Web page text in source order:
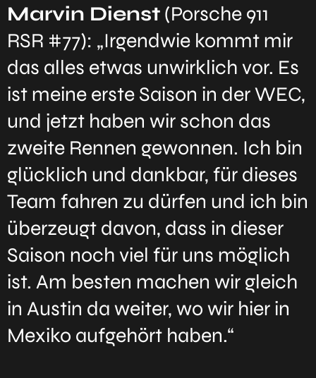
Marvin Dienst (Porsche 911
RSR #77): „Irgendwie kommt mir
das alles etwas unwirklich vor. Es
ist meine erste Saison in der WEC,
und jetzt haben wir schon das
zweite Rennen gewonnen. Ich bin
glücklich und dankbar, für dieses
Team fahren zu dürfen und ich bin
überzeugt davon, dass in dieser
Saison noch viel für uns möglich
ist. Am besten machen wir gleich
in Austin da weiter, wo wir hier in
Mexiko aufgehört haben.“